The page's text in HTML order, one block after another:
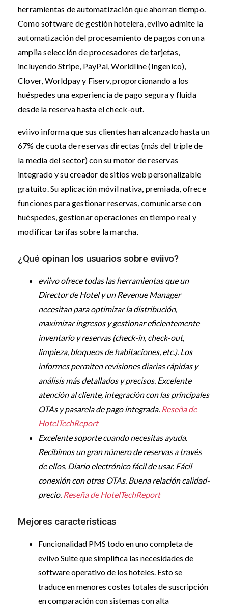
herramientas de automatización que ahorran tiempo.
Como software de gestión hotelera, eviivo admite la
automatización del procesamiento de pagos con una
amplia selección de procesadores de tarjetas,
incluyendo Stripe, PayPal, Worldline (Ingenico),
Clover, Worldpay y Fiserv, proporcionando a los
huéspedes una experiencia de pago segura y fluida
desde la reserva hasta el check-out.
eviivo informa que sus clientes han alcanzado hasta un
67% de cuota de reservas directas (más del triple de
la media del sector) con su motor de reservas
integrado y su creador de sitios web personalizable
gratuito. Su aplicación móvil nativa, premiada, ofrece
funciones para gestionar reservas, comunicarse con
huéspedes, gestionar operaciones en tiempo real y
modificar tarifas sobre la marcha.
¿Qué opinan los usuarios sobre eviivo?
eviivo ofrece todas las herramientas que un
Director de Hotel y un Revenue Manager
necesitan para optimizar la distribución,
maximizar ingresos y gestionar eficientemente
inventario y reservas (check-in, check-out,
limpieza, bloqueos de habitaciones, etc.). Los
informes permiten revisiones diarias rápidas y
análisis más detallados y precisos. Excelente
atención al cliente, integración con las principales
OTAs y pasarela de pago integrada. Reseña de
HotelTechReport
Excelente soporte cuando necesitas ayuda.
Recibimos un gran número de reservas a través
de ellos. Diario electrónico fácil de usar. Fácil
conexión con otras OTAs. Buena relación calidad-
precio. Reseña de HotelTechReport
Mejores características
Funcionalidad PMS todo en uno completa de
eviivo Suite que simplifica las necesidades de
software operativo de los hoteles. Esto se
traduce en menores costes totales de suscripción
en comparación con sistemas con alta